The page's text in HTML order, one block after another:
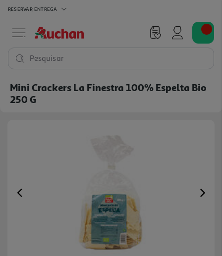
RESERVAR ENTREGA
Pesquisar
Mini Crackers La Finestra 100% Espelta Bio
250 G
Previous